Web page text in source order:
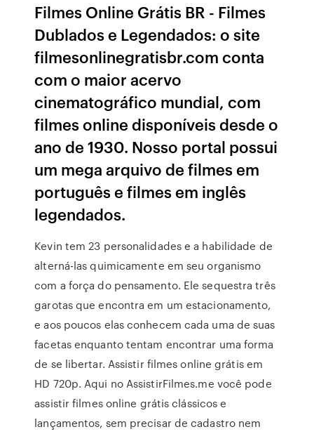
Filmes Online Grátis BR - Filmes
Dublados e Legendados: o site
filmesonlinegratisbr.com conta
com o maior acervo
cinematográfico mundial, com
filmes online disponíveis desde o
ano de 1930. Nosso portal possui
um mega arquivo de filmes em
português e filmes em inglês
legendados.
Kevin tem 23 personalidades e a habilidade de
alterná-las quimicamente em seu organismo
com a força do pensamento. Ele sequestra três
garotas que encontra em um estacionamento,
e aos poucos elas conhecem cada uma de suas
facetas enquanto tentam encontrar uma forma
de se libertar. Assistir filmes online grátis em
HD 720p. Aqui no AssistirFilmes.me você pode
assistir filmes online grátis clássicos e
lançamentos, sem precisar de cadastro nem